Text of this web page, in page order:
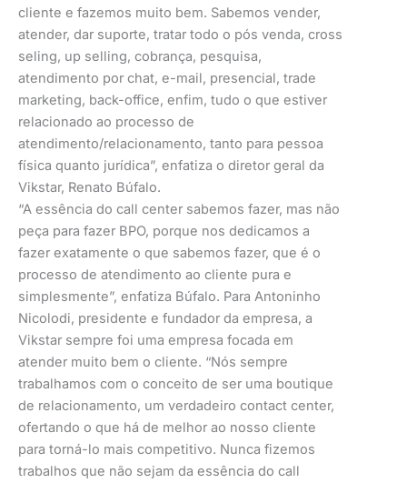
cliente e fazemos muito bem. Sabemos vender,
atender, dar suporte, tratar todo o pós venda, cross
seling, up selling, cobrança, pesquisa,
atendimento por chat, e-mail, presencial, trade
marketing, back-office, enfim, tudo o que estiver
relacionado ao processo de
atendimento/relacionamento, tanto para pessoa
física quanto jurídica”, enfatiza o diretor geral da
Vikstar, Renato Búfalo.
“A essência do call center sabemos fazer, mas não
peça para fazer BPO, porque nos dedicamos a
fazer exatamente o que sabemos fazer, que é o
processo de atendimento ao cliente pura e
simplesmente”, enfatiza Búfalo. Para Antoninho
Nicolodi, presidente e fundador da empresa, a
Vikstar sempre foi uma empresa focada em
atender muito bem o cliente. “Nós sempre
trabalhamos com o conceito de ser uma boutique
de relacionamento, um verdadeiro contact center,
ofertando o que há de melhor ao nosso cliente
para torná-lo mais competitivo. Nunca fizemos
trabalhos que não sejam da essência do call